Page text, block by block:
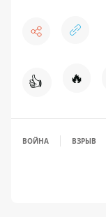
👍 🔥
ВОЙНА ВЗРЫВ